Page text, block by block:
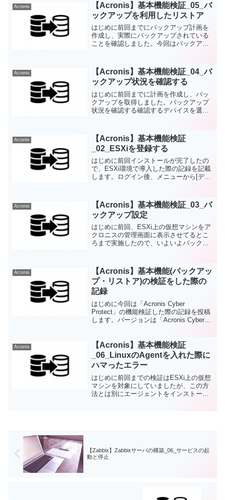
Acronis
【Acronis】基本機能検証_05_バ
ックアップを利用したリストア
はじめに前回までにバックアップ計画を
作成し、実際にバックアップされている
ことを確認しました。今回はバックアッ
イル/フォルダ単位での復元」「マシン全
体の復元」の2つを...
Acronis
【Acronis】基本機能検証_04_バ
ックアップ状況を確認する
はじめに前回までに計画を作成し、バッ
クアップを取得しました。バックアップ
状況を確認する確認するデバイスを選択
す。前回の記事で23:00に取得するように
計画を作成していまし...
Acronis
【Acronis】基本機能検証
_02_ESXiを登録する
はじめに前回インストールが完了したの
で、ESXi環境で導入した際の記録を記載
します。ログイン後、メニューから[デバ
す。［登録済みのエージェントを設定］
を選択...
Acronis
【Acronis】基本機能検証_03_バ
ックアップ設定
はじめに前回、ESXi上の仮想マシンをア
クロニスの管理画面に表示させてるとこ
ろまで実施したので、いよいよバックア
します。その計画に従ってバックアップ
を取得する対象を追加...
Acronis
【Acronis】基本機能(バックアッ
プ・リストア)の検証をした際の
記録
はじめに今回は「Acronis Cyber
Protect」の機能検証した際の記録を投稿
します。バージョンは「Acronis Cyber
会が重なったからと...
Acronis
【Acronis】基本機能検証
_06_LinuxのAgentを入れた際に
ハマったエラー
はじめに前回までの検証はESXi上の仮想
マシンを対象にしていましたが、この方
法とは別にエージェントをインストール
【Zabbix】Zabbixサーバの構築_06_サービスの起
動と停止